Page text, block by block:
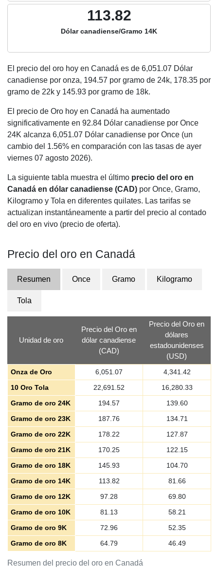
113.82
Dólar canadiense/Gramo 14K
El precio del oro hoy en Canadá es de 6,051.07 Dólar
canadiense por onza, 194.57 por gramo de 24k, 178.35 por
gramo de 22k y 145.93 por gramo de 18k.
El precio de Oro hoy en Canadá ha aumentado
significativamente en 92.84 Dólar canadiense por Once
24K alcanza 6,051.07 Dólar canadiense por Once (un
cambio del 1.56% en comparación con las tasas de ayer
viernes 07 agosto 2026).
La siguiente tabla muestra el último precio del oro en
Canadá en dólar canadiense (CAD) por Once, Gramo,
Kilogramo y Tola en diferentes quilates. Las tarifas se
actualizan instantáneamente a partir del precio al contado
del oro en vivo (precio de oferta).
Precio del oro en Canadá
Resumen Once Gramo Kilogramo
Tola
Resumen del precio del oro en Canadá
Unidad de oro
Precio del Oro en
dólar canadiense
(CAD)
Precio del Oro en
dólares
estadounidenses
(USD)
Onza de Oro 6,051.07
4,341.42
10 Oro Tola
22,691.52
16,280.33
Gramo de oro 24K
194.57
139.60
Gramo de oro 23K
187.76
134.71
Gramo de oro 22K
178.22
127.87
Gramo de oro 21K
170.25
122.15
Gramo de oro 18K
145.93
104.70
Gramo de oro 14K
113.82
81.66
Gramo de oro 12K
97.28
69.80
Gramo de oro 10K
81.13
58.21
Gramo de oro 9K
72.96
52.35
Gramo de oro 8K
64.79 46.49